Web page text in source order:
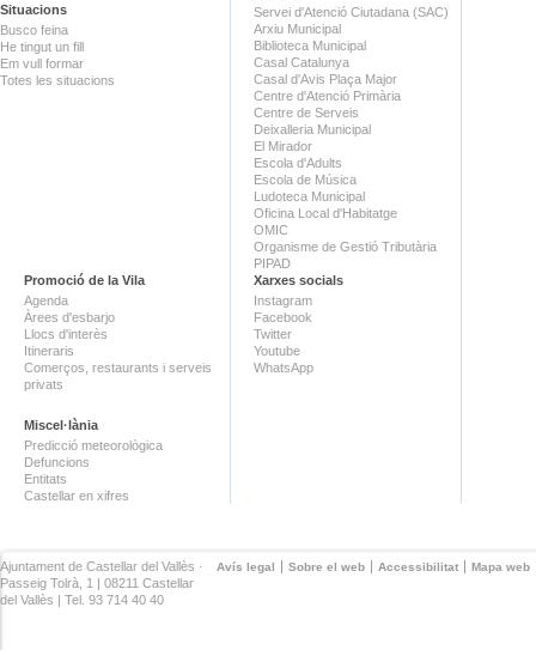
Situacions
Busco feina
He tingut un fill
Em vull formar
Totes les situacions
Servei d'Atenció Ciutadana (SAC)
Arxiu Municipal
Biblioteca Municipal
Casal Catalunya
Casal d'Avis Plaça Major
Centre d'Atenció Primària
Centre de Serveis
Deixalleria Municipal
El Mirador
Escola d'Adults
Escola de Música
Ludoteca Municipal
Oficina Local d'Habitatge
OMIC
Organisme de Gestió Tributària
PIPAD
Promoció de la Vila
Agenda
Àrees d'esbarjo
Llocs d'interès
Itineraris
Comerços, restaurants i serveis
privats
Miscel·lània
Predicció meteorològica
Defuncions
Entitats
Castellar en xifres
Xarxes socials
Instagram
Facebook
Twitter
Youtube
WhatsApp
Avís legal Sobre el web Accessibilitat Mapa web
Ajuntament de Castellar del Vallès ·
Passeig Tolrà, 1 | 08211 Castellar
del Vallès | Tel. 93 714 40 40